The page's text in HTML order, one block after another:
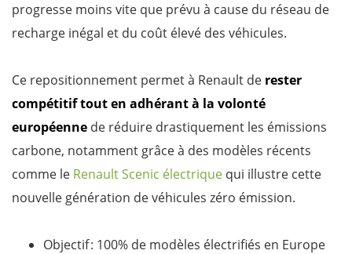
progresse moins vite que prévu à cause du réseau de
recharge inégal et du coût élevé des véhicules.
Ce repositionnement permet à Renault de rester
compétitif tout en adhérant à la volonté
européenne de réduire drastiquement les émissions
carbone, notamment grâce à des modèles récents
comme le Renault Scenic électrique qui illustre cette
nouvelle génération de véhicules zéro émission.
Objectif : 100% de modèles électrifiés en Europe